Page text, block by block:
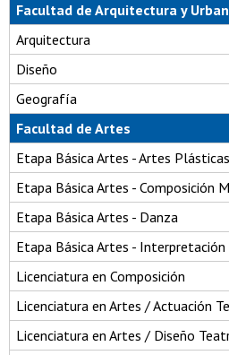
Facultad de Arquitectura y
Arquitectura
Diseño
Geografía
Facultad de Artes
Etapa Básica Artes - Artes Plásticas
Etapa Básica Artes - Composición
Etapa Básica Artes - Danza
Etapa Básica Artes -
Licenciatura en Composición
Licenciatura en Artes / Actuación
Licenciatura en Artes / Diseño